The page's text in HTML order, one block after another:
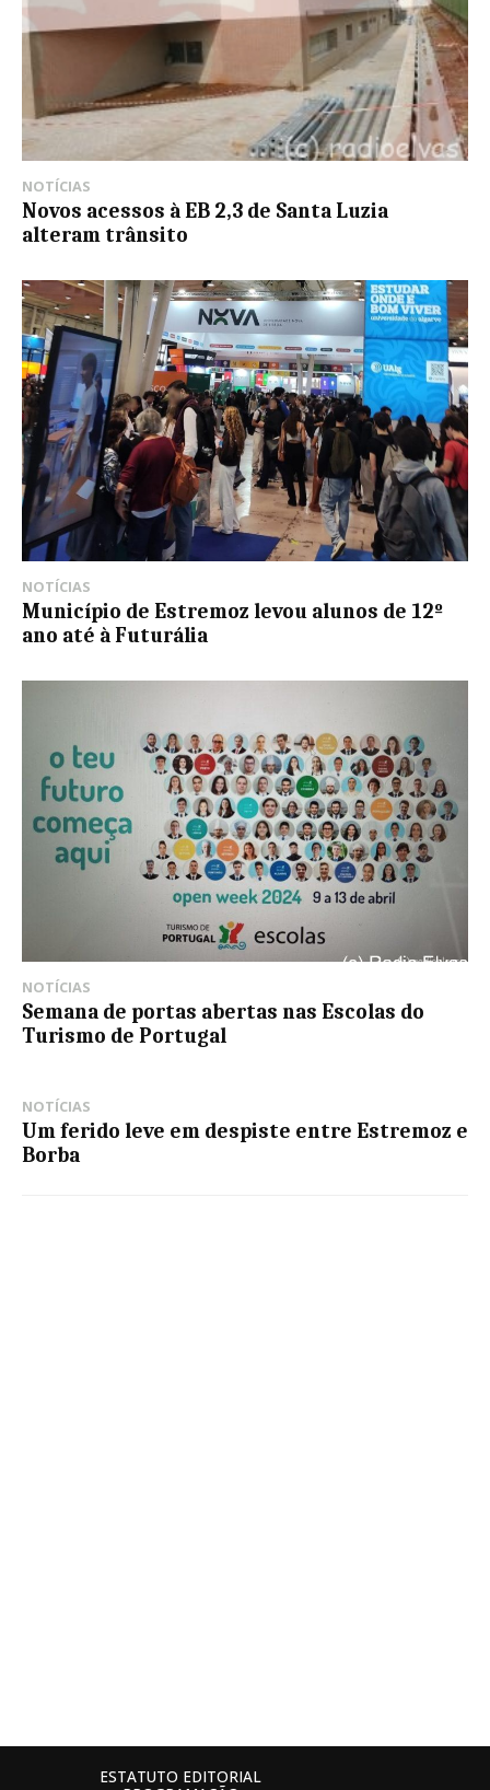
NOTÍCIAS
Novos acessos à EB 2,3 de Santa Luzia
alteram trânsito
NOTÍCIAS
Município de Estremoz levou alunos de 12º
ano até à Futurália
NOTÍCIAS
Semana de portas abertas nas Escolas do
Turismo de Portugal
NOTÍCIAS
Um ferido leve em despiste entre Estremoz e
Borba
ESTATUTO EDITORIAL